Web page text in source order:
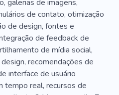
Transação
Trabalho Rápido
Informativo
Energia
Análise De Mercado
galerias de imagens,
de contato, otimização
de design, fontes e
de feedback de
de mídia social,
recomendações de
interface de usuário
tempo real, recursos de